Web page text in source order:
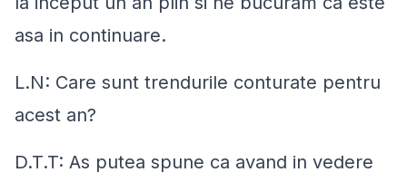
asa in continuare.
L.N: Care sunt trendurile conturate pentru
acest an?
D.T.T: As putea spune ca avand in vedere